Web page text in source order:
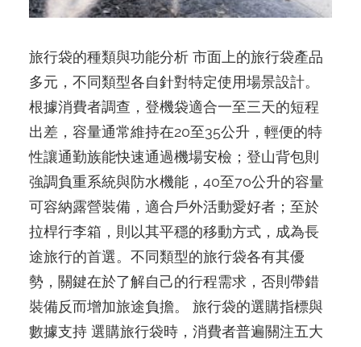
旅行袋的種類與功能分析 市面上的旅行袋產品
多元，不同類型各自針對特定使用場景設計。
根據消費者調查，登機袋適合一至三天的短程
出差，容量通常維持在20至35公升，輕便的特
性讓通勤族能快速通過機場安檢；登山背包則
強調負重系統與防水機能，40至70公升的容量
可容納露營裝備，適合戶外活動愛好者；至於
拉桿行李箱，則以其平穩的移動方式，成為長
途旅行的首選。不同類型的旅行袋各有其優
勢，關鍵在於了解自己的行程需求，否則帶錯
裝備反而增加旅途負擔。 旅行袋的選購指標與
數據支持 選購旅行袋時，消費者普遍關注五大